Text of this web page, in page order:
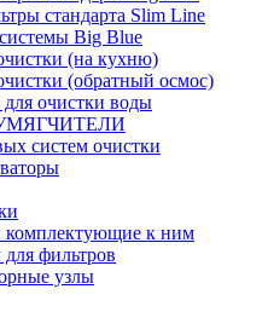
стандарта Slim Line
Big Blue
(на кухню)
(обратный осмос)
очистки воды
УМЯГЧИТЕЛИ
систем очистки
к ним
фильтров
узлы